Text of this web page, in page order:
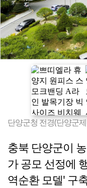
단양군청 전경(단양군
충북 단양군이
가 공모 선정에
역순환 모델' 구